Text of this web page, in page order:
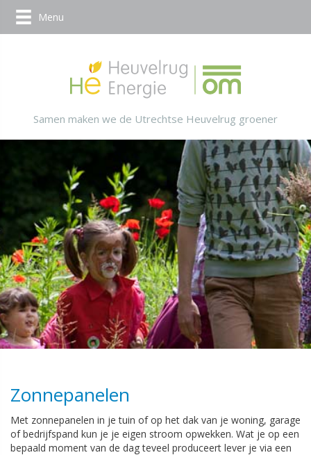
Menu
Samen maken we de Utrechtse Heuvelrug groener
Zonnepanelen
Met zonnepanelen in je tuin of op het dak van je woning, garage
of bedrijfspand kun je je eigen stroom opwekken. Wat je op een
bepaald moment van de dag teveel produceert lever je via een